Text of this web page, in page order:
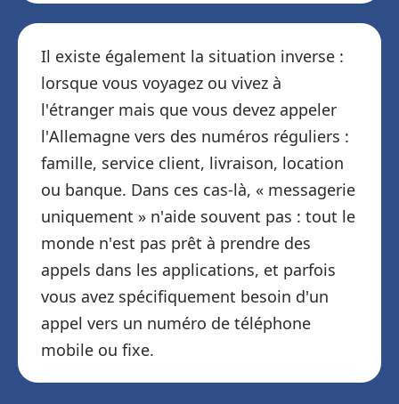
Il existe également la situation inverse :
lorsque vous voyagez ou vivez à
l'étranger mais que vous devez appeler
l'Allemagne vers des numéros réguliers :
famille, service client, livraison, location
ou banque. Dans ces cas-là, « messagerie
uniquement » n'aide souvent pas : tout le
monde n'est pas prêt à prendre des
appels dans les applications, et parfois
vous avez spécifiquement besoin d'un
appel vers un numéro de téléphone
mobile ou fixe.